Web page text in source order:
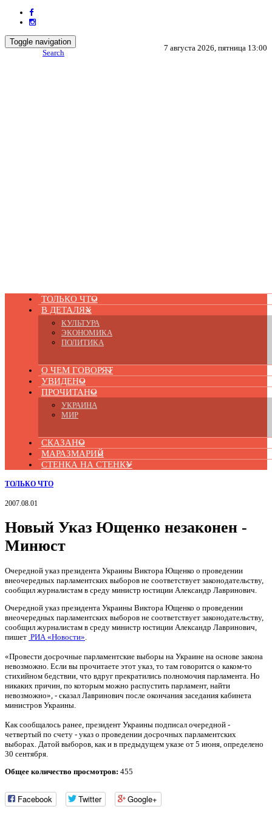
7 августа 2026, пятница 13:00
Toggle navigation
Search
ТОЛЬКО ЧТО
В ДЕТАЛЯХ
КУЛЬТУРА
ЭКОНОМИКА
ПОЛИТИКА
О ЧЕМ ГОВОРЯТ
УВИДЕНО
ПРОЧИТАНО
УКРАИНА
МИР
СКАЗАНО
МАРАЗМАРИЙ
СТЕНКА НА СТЕНКУ
ТОЛЬКО ЧТО
2007.08.01
Новый Указ Ющенко незаконен -
Минюст
Очередной указ президента Украины Виктора Ющенко о проведении
внеочередных парламентских выборов не соответствует законодательству,
сообщил журналистам в среду министр юстиции Александр Лавринович.
Очередной указ президента Украины Виктора Ющенко о проведении
внеочередных парламентских выборов не соответствует законодательству,
сообщил журналистам в среду министр юстиции Александр Лавринович,
пишет РИА «Новости»
«Провести досрочные парламентские выборы на Украине на основе закона
невозможно. Если вы прочитаете этот указ, то там говорится о каком-то
стихийном бедствии, что вдруг прекратились полномочия парламента. Но
никаких причин, по которым можно распустить парламент, найти
невозможно», - сказал Лавринович после окончания заседания кабинета
министров Украины.
Как сообщалось ранее, президент Украины подписал очередной -
четвертый по счету - указ о проведении досрочных парламентских
выборах. Датой выборов, как и в предыдущем указе от 5 июня, определено
30 сентября.
Общее количество просмотров: 455
Facebook Twitter Google+